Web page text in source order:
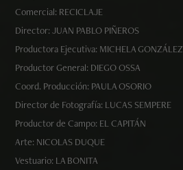
Comercial: RECICLAJE
Director: JUAN PABLO PIÑEROS
Productora Ejecutiva: MICHELA GONZÁLEZ
Productor General: DIEGO OSSA
Coord. Producción: PAULA OSORIO
Director de Fotografía: LUCAS SEMPERE
Productor de Campo: EL CAPITÁN
Arte: NICOLAS DUQUE
Vestuario: LA BONITA